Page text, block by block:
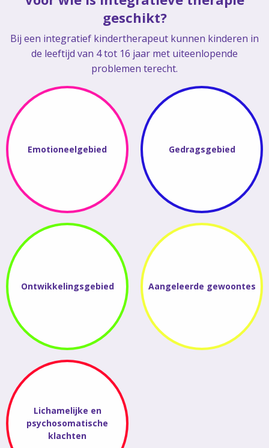
geschikt?
Bij een integratief kindertherapeut kunnen kinderen in
de leeftijd van 4 tot 16 jaar met uiteenlopende
problemen terecht.
Emotioneelgebied Gedragsgebied
Ontwikkelingsgebied Aangeleerde gewoontes
Lichamelijke en
psychosomatische
klachten